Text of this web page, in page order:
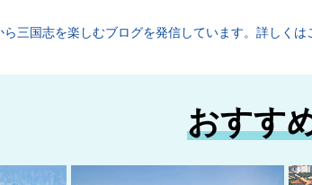
三国志を楽しむブログを発信しています。詳しくは
おすす